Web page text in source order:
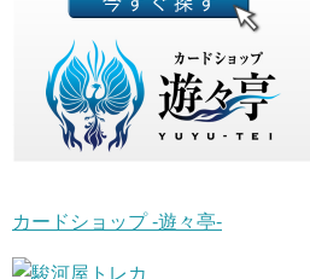
カードショップ -遊々亭-